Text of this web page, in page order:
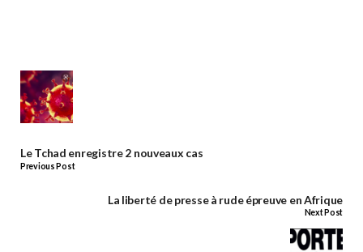
Le Tchad enregistre 2 nouveaux cas
Previous Post
La liberté de presse à rude épreuve en Afrique
Next Post